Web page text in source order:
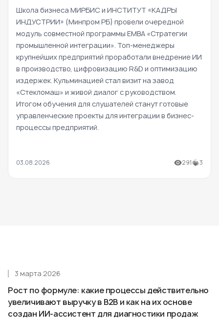
Школа бизнеса МИРБИС и ИНСТИТУТ «КАДРЫ
ИНДУСТРИИ» (Минпром РБ) провели очередной
модуль совместной программы EMBA «Стратегии
промышленной интеграции». Топ-менеджеры
крупнейших предприятий проработали внедрение ИИ
в производство, цифровизацию R&D и оптимизацию
издержек. Кульминацией стал визит на завод
«Стекломаш» и живой диалог с руководством.
Итогом обучения для слушателей станут готовые
управленческие проекты для интеграции в бизнес-
процессы предприятий.
03.08.2026 291 3
Рост по формуле: какие процессы действительно
увеличивают выручку в B2B и как на их основе
создан ИИ-ассистент для диагностики продаж
3 марта 2026